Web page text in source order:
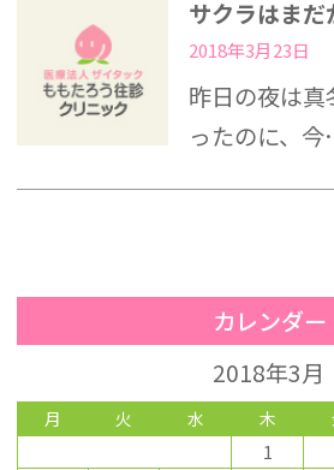
サクラはまだ
2018年3月23日
昨日の夜は
ったのに、
カレンダー
2018年3月
月 火 水 木
1